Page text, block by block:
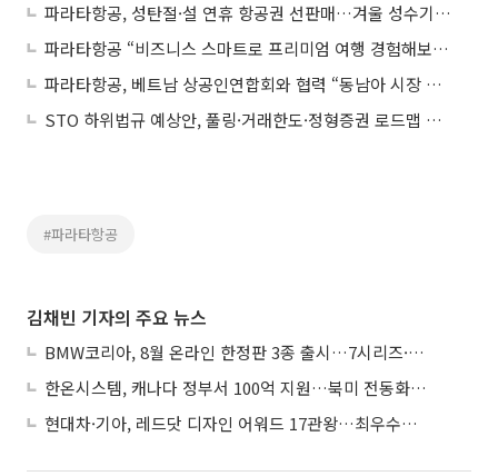
파라타항공, 성탄절·설 연휴 항공권 선판매…겨울 성수기 수요 선점
파라타항공 “비즈니스 스마트로 프리미엄 여행 경험해보세요”
파라타항공, 베트남 상공인연합회와 협력 “동남아 시장 공략”
STO 하위법규 예상안, 풀링·거래한도·정형증권 로드맵 제시
#파라타항공
김채빈 기자의 주요 뉴스
BMW코리아, 8월 온라인 한정판 3종 출시…7시리즈·X7·M340i 투어링
한온시스템, 캐나다 정부서 100억 지원…북미 전동화 시장 가속
현대차·기아, 레드닷 디자인 어워드 17관왕…최우수상 2개 수상